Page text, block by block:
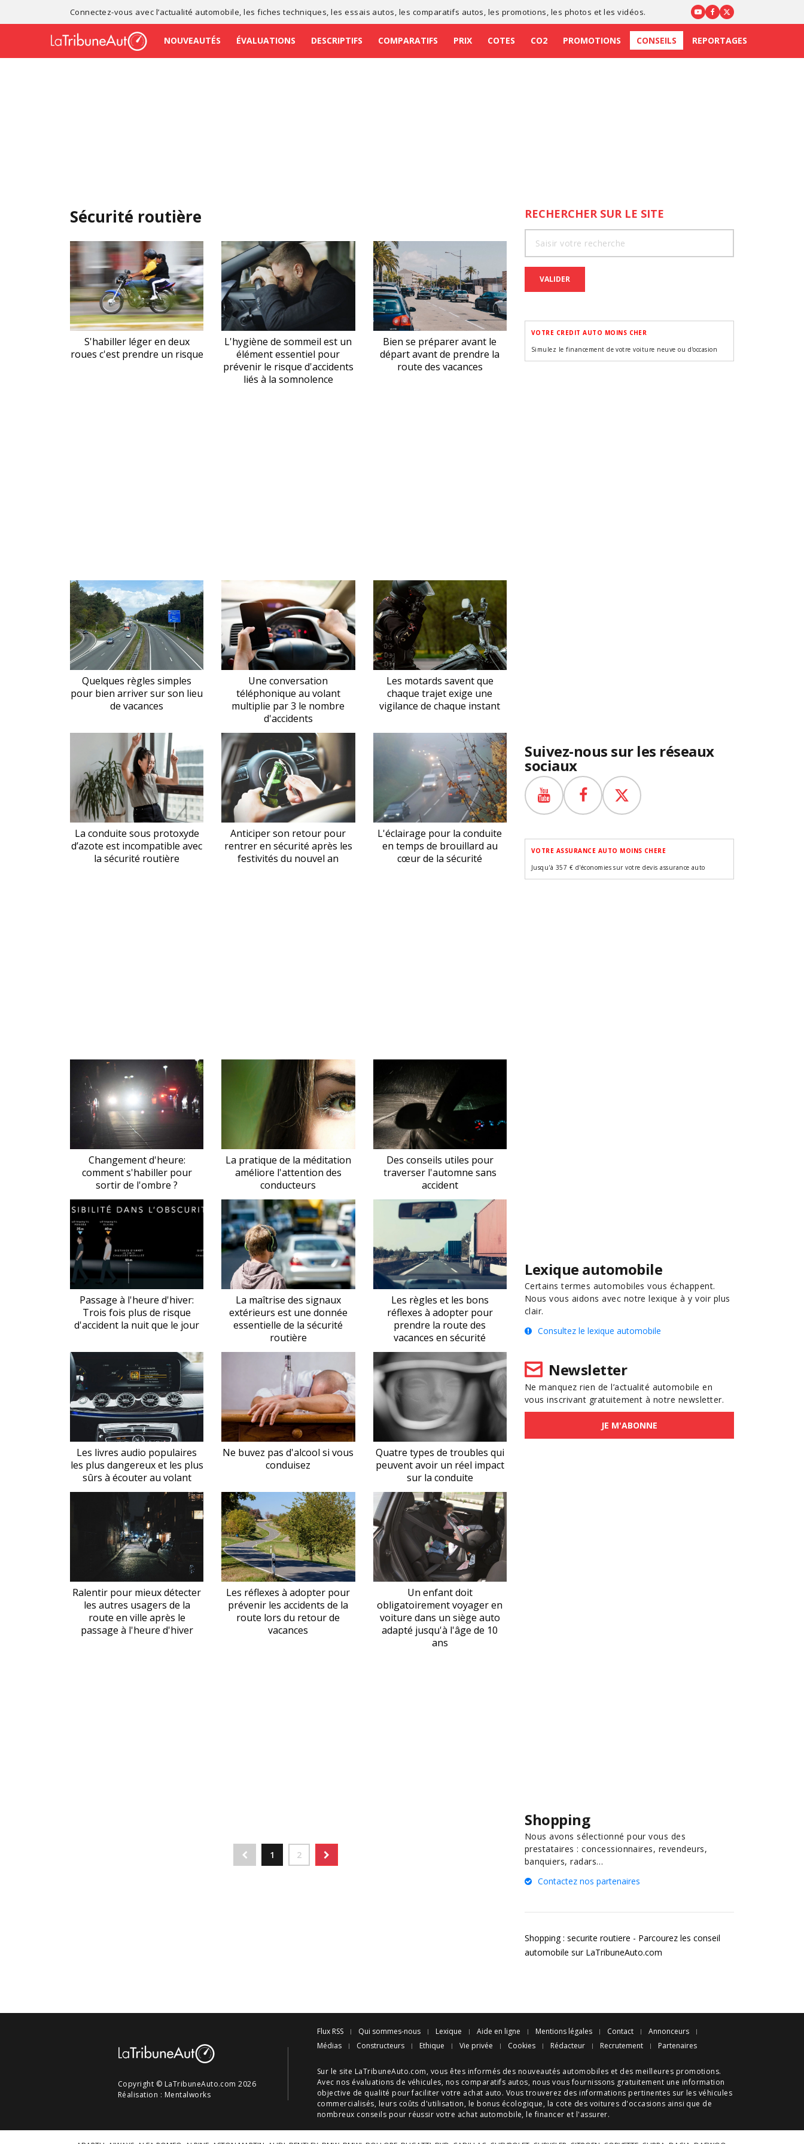
Connectez-vous avec l’actualité automobile , lesfiches techniques , lesessais autos , les comparatifs autos , les promotions , les photos et les vidéos.
NOUVEAUTÉS ÉVALUATIONS DESCRIPTIFS COMPARATIFS PRIX COTES CO2 PROMOTIONS CONSEILS REPORTAGES
Sécurité routière
S'habiller léger en deux
roues c'est prendre un risque
L'hygiène de sommeil est un
élément essentiel pour
prévenir le risque d'accidents
liés à la somnolence
Bien se préparer avant le
départ avant de prendre la
route des vacances
Quelques règles simples
pour bien arriver sur son lieu
de vacances
Une conversation
téléphonique au volant
multiplie par 3 le nombre
d'accidents
Les motards savent que
chaque trajet exige une
vigilance de chaque instant
La conduite sous protoxyde
d’azote est incompatible avec
la sécurité routière
Anticiper son retour pour
rentrer en sécurité après les
festivités du nouvel an
L'éclairage pour la conduite
en temps de brouillard au
cœur de la sécurité
Changement d'heure:
comment s'habiller pour
sortir de l'ombre ?
La pratique de la méditation
améliore l'attention des
conducteurs
Des conseils utiles pour
traverser l'automne sans
accident
Passage à l'heure d'hiver:
Trois fois plus de risque
d'accident la nuit que le jour
La maîtrise des signaux
extérieurs est une donnée
essentielle de la sécurité
routière
Les règles et les bons
réflexes à adopter pour
prendre la route des
vacances en sécurité
Les livres audio populaires
les plus dangereux et les plus
sûrs à écouter au volant
Ne buvez pas d'alcool si vous
conduisez
Quatre types de troubles qui
peuvent avoir un réel impact
sur la conduite
Ralentir pour mieux détecter
les autres usagers de la
route en ville après le
passage à l'heure d'hiver
Les réflexes à adopter pour
prévenir les accidents de la
route lors du retour de
vacances
Un enfant doit
obligatoirement voyager en
voiture dans un siège auto
adapté jusqu'à l'âge de 10
ans
1 2
RECHERCHER SUR LE SITE
VALIDER
VOTRE CREDIT AUTO MOINS CHER
Simulez le financement de votre voiture neuve ou d'occasion
Suivez-nous sur les réseaux
sociaux
VOTRE ASSURANCE AUTO MOINS CHERE
Jusqu'à 357 € d'économies sur votre devis assurance auto
Lexique automobile
Certains termes automobiles vous échappent.
Nous vous aidons avec notre lexique à y voir plus
clair.
Consultez le lexique automobile
Newsletter
Ne manquez rien de l’actualité automobile en
vous inscrivant gratuitement à notre newsletter.
JE M'ABONNE
Shopping
Nous avons sélectionné pour vous des
prestataires : concessionnaires, revendeurs,
banquiers, radars…
Contactez nos partenaires
Shopping : securite routiere - Parcourez les conseil
automobile sur LaTribuneAuto.com
Copyright © LaTribuneAuto.com 2026
Réalisation : Mentalworks
Flux RSS Qui sommes-nous Lexique Aide en ligne Mentions légales Contact
Annonceurs
Médias
Constructeurs Ethique Vie privée Cookies Rédacteur Recrutement Partenaires
Sur le site LaTribuneAuto.com, vous êtes informés des nouveautés automobiles et des meilleures promotions.
Avec nos évaluations de véhicules, nos comparatifs autos, nous vous fournissons gratuitement une information
objective de qualité pour faciliter votre achat auto. Vous trouverez des informations pertinentes sur les véhicules
commercialisés, leurs coûts d'utilisation, le bonus écologique, la cote des voitures d'occasions ainsi que de
nombreux conseils pour réussir votre achat automobile, le financer et l'assurer.